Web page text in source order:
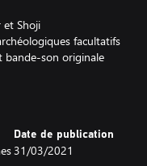
et Shoji
facultatifs
bande-son originale
!
Date de publication
31/03/2021